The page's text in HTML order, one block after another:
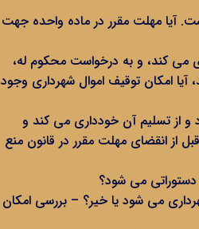
آیا مهلت مقرر در ماده واحده جهت
می‌ کند، و به درخواست محکوم له،
آیا امکان توقیف اموال شهرداری وجود
از تسلیم آن خودداری می کند و
از انقضای مهلت مقرر در قانون منع
دستوراتی می شود؟
می شود یا خیر؟ – بررسی امکان